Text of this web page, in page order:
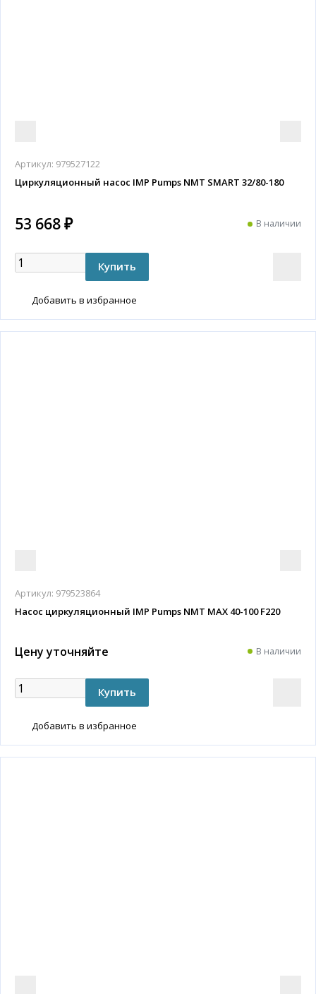
Артикул: 979527122
Циркуляционный насос IMP Pumps NMT SMART 32/80-180
53 668 ₽ В наличии
Добавить в избранное
Артикул: 979523864
Насос циркуляционный IMP Pumps NMT MAX 40-100 F220
Цену уточняйте В наличии
Добавить в избранное